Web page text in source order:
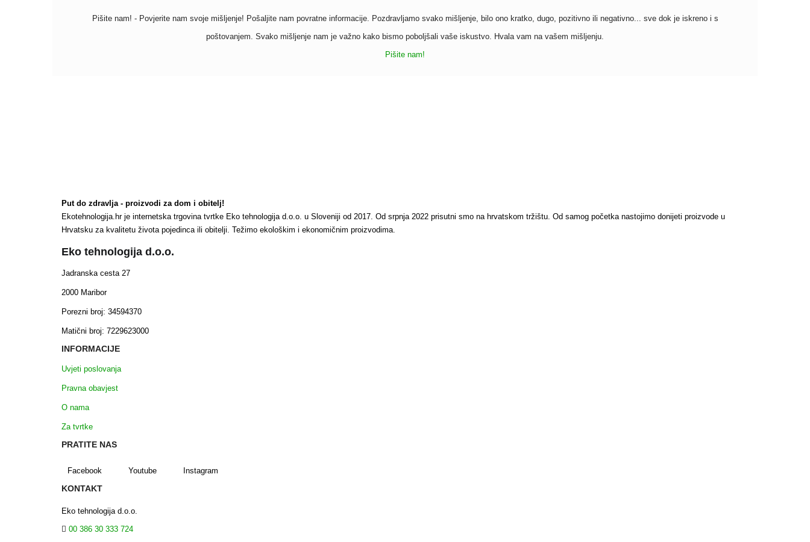
Pišite nam! - Povjerite nam svoje mišljenje! Pošaljite nam povratne informacije. Pozdravljamo svako mišljenje, bilo ono kratko, dugo, pozitivno ili negativno... sve dok je iskreno i s
poštovanjem. Svako mišljenje nam je važno kako bismo poboljšali vaše iskustvo. Hvala vam na vašem mišljenju.
Pišite nam!
Put do zdravlja - proizvodi za dom i obitelj!
Ekotehnologija.hr je internetska trgovina tvrtke Eko tehnologija d.o.o. u Sloveniji od 2017. Od srpnja 2022 prisutni smo na hrvatskom tržištu. Od samog početka nastojimo donijeti proizvode u
Hrvatsku za kvalitetu života pojedinca ili obitelji. Težimo ekološkim i ekonomičnim proizvodima.
Eko tehnologija d.o.o.
Jadranska cesta 27
2000 Maribor
Porezni broj: 34594370
Matični broj: 7229623000
INFORMACIJE
Uvjeti poslovanja
Pravna obavjest
O nama
Za tvrtke
PRATITE NAS
Facebook Youtube Instagram
KONTAKT
Eko tehnologija d.o.o.
00 386 30 333 724